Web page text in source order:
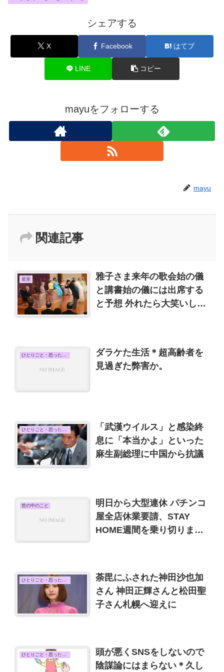
シェアする
X Facebook はてブ
LINE コピー
mayuをフォローする
mayu
関連記事
皇室
雅子さま来年の歌会始の儀
と講書始の儀には出席する
と予想 外れたら大笑いして
ひとりごと・思ったこと
ダラケた生活＊超高齢者を
見過ぎた弊害か。
「武漢ウイルス」と感染終
息に「本当かよ」といった
麻生副総理に中国から抗議
世の中のこと
明日から大型連休 パチンコ
屋全店休業要請、STAY
HOME週間を乗り切りまし
ひとりごと・思ったこと
荼毘にふされた神田沙也加
さん 神田正輝さんと松田聖
子さん札幌へ迎えに
頭が悪くSNSをしないので
陰謀論にはまらない＊久し